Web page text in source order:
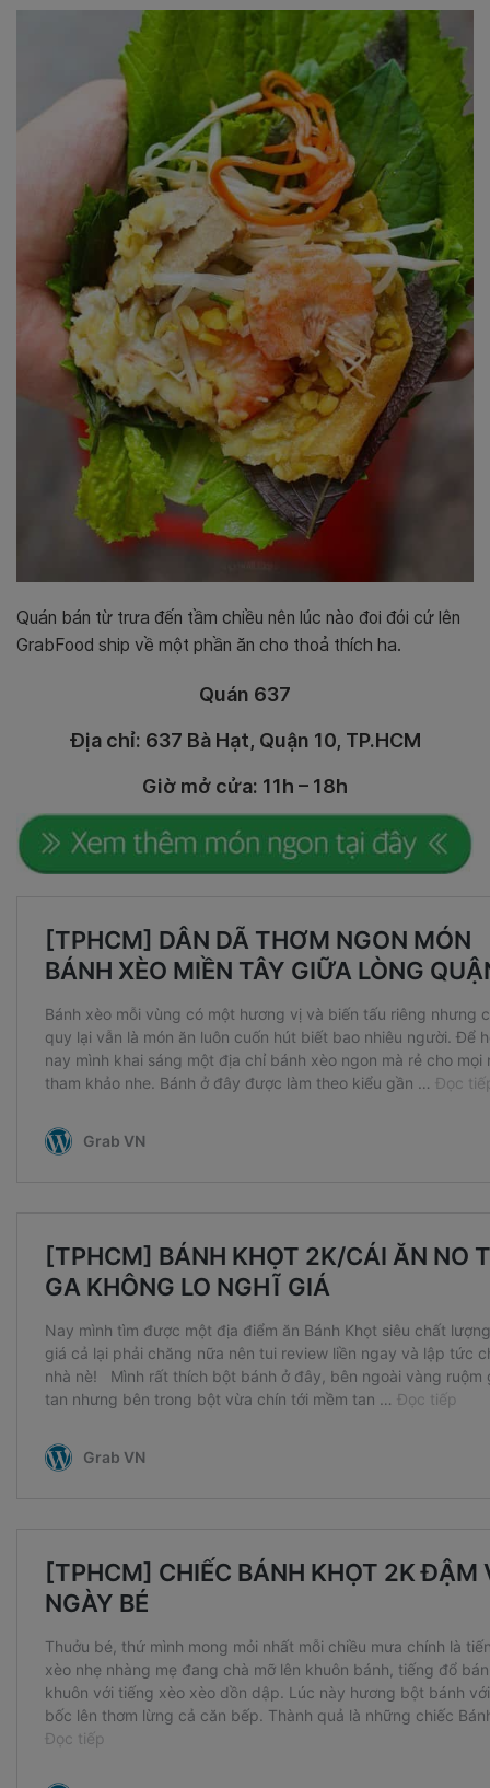
Quán bán từ trưa đến tầm chiều nên lúc nào đoi đói cứ lên
GrabFood ship về một phần ăn cho thoả thích ha.
Quán 637
Địa chỉ: 637 Bà Hạt, Quận 10, TP.HCM
Giờ mở cửa: 11h – 18h